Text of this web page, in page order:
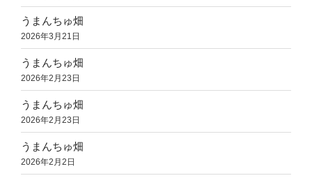
うまんちゅ畑
2026年3月21日
うまんちゅ畑
2026年2月23日
うまんちゅ畑
2026年2月23日
うまんちゅ畑
2026年2月2日